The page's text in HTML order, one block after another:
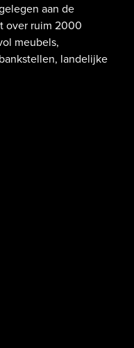
aan de
over ruim 2000
meubels,
landelijke